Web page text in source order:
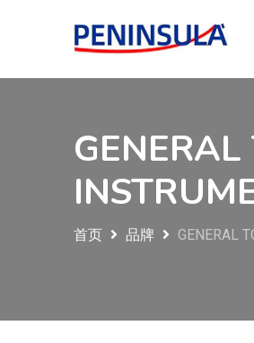
首页 品牌 GENERAL